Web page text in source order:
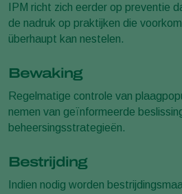
IPM richt zich eerder op preventie
de nadruk op praktijken die
überhaupt kan nestelen.
Bewaking
Regelmatige controle van
nemen van geïnformeerde
beheersingsstrategieën.
Bestrijding
Indien nodig worden